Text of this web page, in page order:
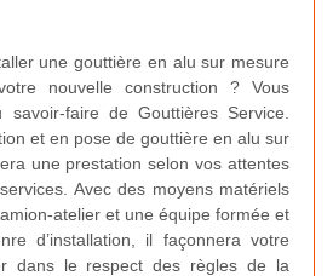
une gouttière en alu sur mesure
nouvelle construction ? Vous
faire de Gouttières Service.
et en pose de gouttière en alu sur
une prestation selon vos attentes
Avec des moyens matériels
atelier et une équipe formée et
d’installation, il façonnera votre
dans le respect des règles de la